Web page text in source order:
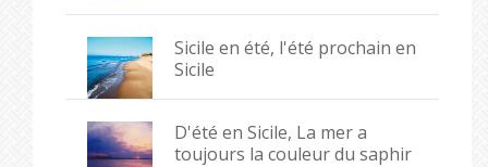
Sicile en été, l'été prochain en
Sicile
D'été en Sicile, La mer a
toujours la couleur du saphir